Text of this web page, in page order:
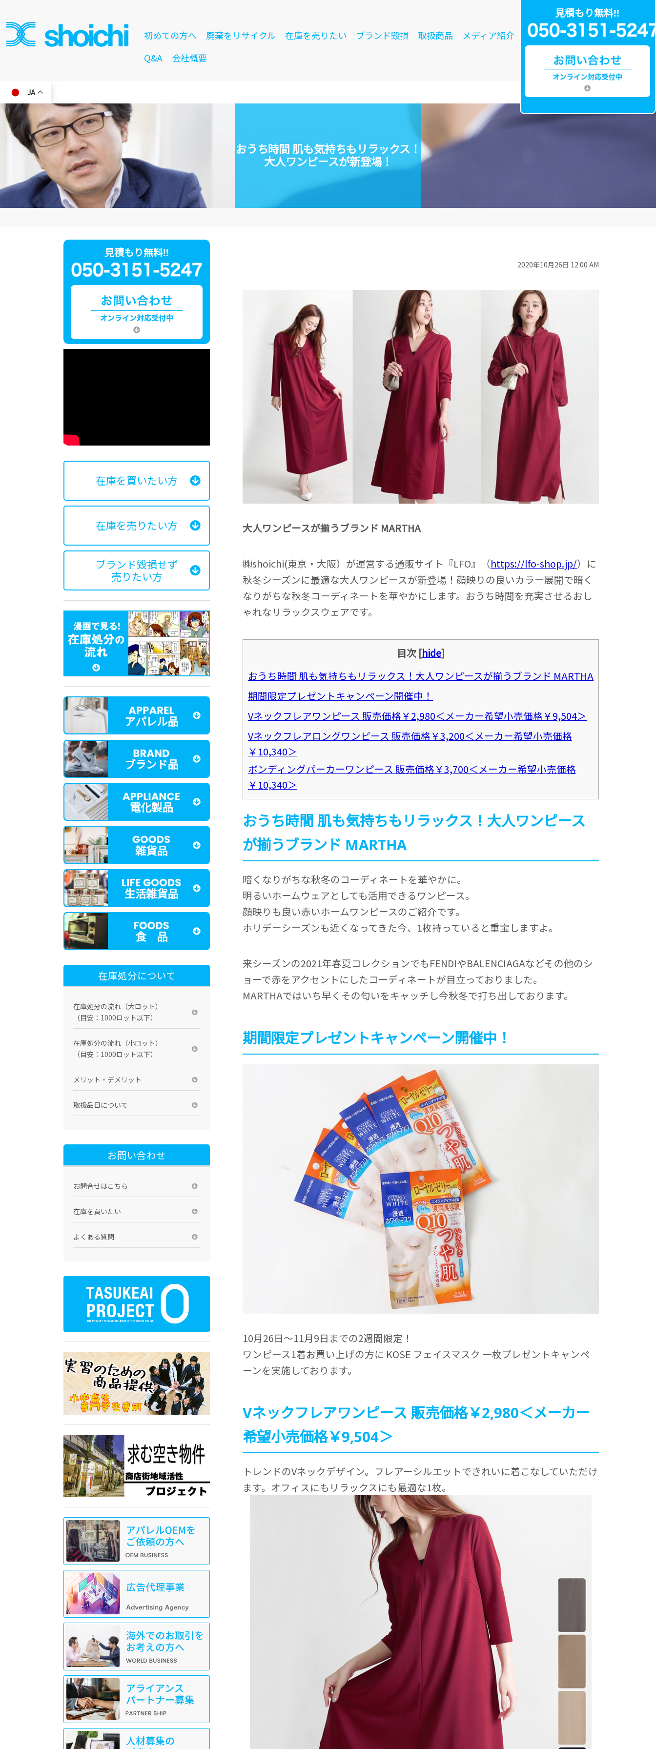
初めての方へ 廃棄をリサイクル 在庫を売りたい ブランド毀損 取扱商品
メディア紹介
Q&A
会社概要
見積もり無料!!
JA
おうち時間 肌も気持ちもリラックス！
大人ワンピースが新登場！
2020年10月26日 12:00 AM
大人ワンピースが揃うブランド MARTHA
㈱shoichi(東京・大阪）が運営する通販サイト『LFO』（https://lfo-shop.jp/）に
秋冬シーズンに最適な大人ワンピースが新登場！顔映りの良いカラー展開で暗く
なりがちな秋冬コーディネートを華やかにします。おうち時間を充実させるおし
ゃれなリラックスウェアです。
目次 [hide]
おうち時間 肌も気持ちもリラックス！大人ワンピースが揃うブランド MARTHA
期間限定プレゼントキャンペーン開催中！
Vネックフレアワンピース 販売価格￥2,980＜メーカー希望小売価格￥9,504＞
Vネックフレアロングワンピース 販売価格￥3,200＜メーカー希望小売価格
￥10,340＞
ボンディングパーカーワンピース 販売価格￥3,700＜メーカー希望小売価格
￥10,340＞
おうち時間 肌も気持ちもリラックス！大人ワンピース
が揃うブランド MARTHA
暗くなりがちな秋冬のコーディネートを華やかに。
明るいホームウェアとしても活用できるワンピース。
顔映りも良い赤いホームワンピースのご紹介です。
ホリデーシーズンも近くなってきた今、1枚持っていると重宝しますよ。
来シーズンの2021年春夏コレクションでもFENDIやBALENCIAGAなどその他のシ
ョーで赤をアクセントにしたコーディネートが目立っておりました。
MARTHAではいち早くその匂いをキャッチし今秋冬で打ち出しております。
期間限定プレゼントキャンペーン開催中！
10月26日～11月9日までの2週間限定！
ワンピース1着お買い上げの方に KOSE フェイスマスク 一枚プレゼントキャンペ
ーンを実施しております。
Vネックフレアワンピース 販売価格￥2,980＜メーカー
希望小売価格￥9,504＞
トレンドのVネックデザイン。フレアーシルエットできれいに着こなしていただけ
ます。オフィスにもリラックスにも最適な1枚。
見積もり無料!!
在庫を買いたい方
在庫を売りたい方
ブランド毀損せず
売りたい方
アパレル品
ブランド品
電化製品
雑貨品
生活雑貨品
食 品
在庫処分について
在庫処分の流れ（大ロット）
（目安：1000ロット以下）
在庫処分の流れ（小ロット）
（目安：1000ロット以下）
メリット・デメリット
取扱品目について
お問い合わせ
お問合せはこちら
在庫を買いたい
よくある質問